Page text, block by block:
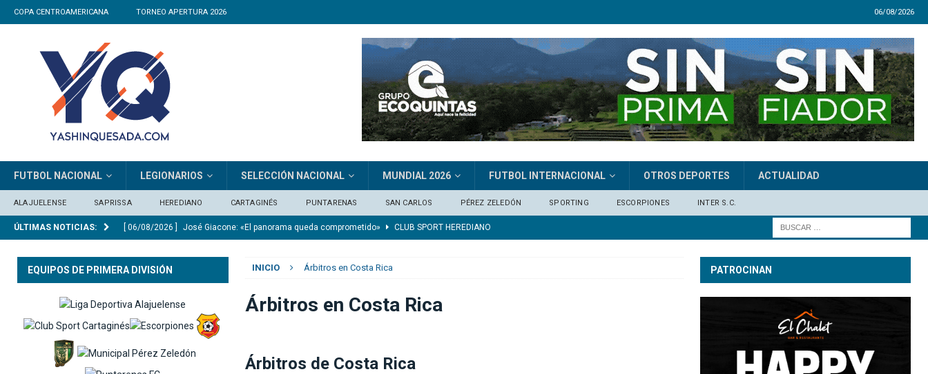
COPA CENTROAMERICANA TORNEO APERTURA 2026 06/08/2026
FUTBOL NACIONAL LEGIONARIOS SELECCIÓN NACIONAL MUNDIAL 2026 FUTBOL INTERNACIONAL OTROS DEPORTES ACTUALIDAD
ALAJUELENSE SAPRISSA HEREDIANO CARTAGINÉS PUNTARENAS SAN CARLOS PÉREZ ZELEDÓN SPORTING ESCORPIONES INTER S.C.
ÚLTIMAS NOTICIAS: [ 06/08/2026 ] José Giacone: «El panorama queda comprometido»
CLUB SPORT HEREDIANO
[ 06/08/2026 ] Medford: “En el Mundial vi equipos ganando en el último minuto y nadie decía nada”
Osael Maroto sobre la ausencia de Costa Rica en el Mundial: “Seguirá doliendo un buen rato más”
SELECCIÓN NACIONAL
INICIO Árbitros en Costa Rica
Árbitros en Costa Rica
Árbitros de Costa Rica
EQUIPOS DE PRIMERA DIVISIÓN PATROCINAN